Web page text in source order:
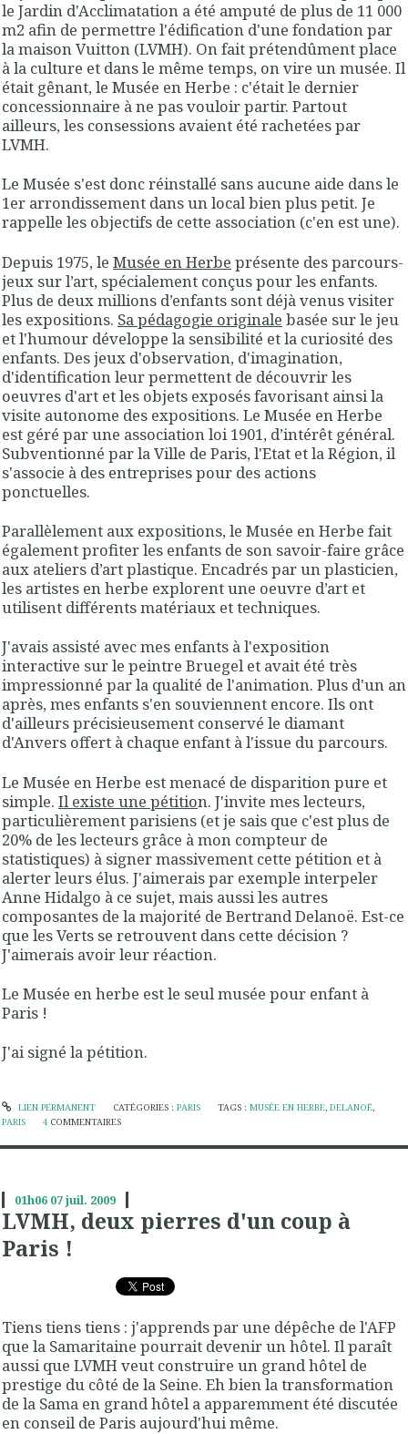
le Jardin d'Acclimatation a été amputé de plus de 11 000
m2 afin de permettre l'édification d'une fondation par
la maison Vuitton (LVMH). On fait prétendûment place
à la culture et dans le même temps, on vire un musée. Il
était gênant, le Musée en Herbe : c'était le dernier
concessionnaire à ne pas vouloir partir. Partout
ailleurs, les consessions avaient été rachetées par
LVMH.
Le Musée s'est donc réinstallé sans aucune aide dans le
1er arrondissement dans un local bien plus petit. Je
rappelle les objectifs de cette association (c'en est une).
Depuis 1975, le Musée en Herbe présente des parcours-
jeux sur l’art, spécialement conçus pour les enfants.
Plus de deux millions d’enfants sont déjà venus visiter
les expositions. Sa pédagogie originale basée sur le jeu
et l'humour développe la sensibilité et la curiosité des
enfants. Des jeux d'observation, d'imagination,
d'identification leur permettent de découvrir les
oeuvres d'art et les objets exposés favorisant ainsi la
visite autonome des expositions. Le Musée en Herbe
est géré par une association loi 1901, d’intérêt général.
Subventionné par la Ville de Paris, l'Etat et la Région, il
s'associe à des entreprises pour des actions
ponctuelles.
Parallèlement aux expositions, le Musée en Herbe fait
également profiter les enfants de son savoir-faire grâce
aux ateliers d’art plastique. Encadrés par un plasticien,
les artistes en herbe explorent une oeuvre d’art et
utilisent différents matériaux et techniques.
J'avais assisté avec mes enfants à l'exposition
interactive sur le peintre Bruegel et avait été très
impressionné par la qualité de l'animation. Plus d'un an
après, mes enfants s'en souviennent encore. Ils ont
d'ailleurs précisieusement conservé le diamant
d'Anvers offert à chaque enfant à l'issue du parcours.
Le Musée en Herbe est menacé de disparition pure et
simple. Il existe une pétition. J'invite mes lecteurs,
particulièrement parisiens (et je sais que c'est plus de
20% de les lecteurs grâce à mon compteur de
statistiques) à signer massivement cette pétition et à
alerter leurs élus. J'aimerais par exemple interpeler
Anne Hidalgo à ce sujet, mais aussi les autres
composantes de la majorité de Bertrand Delanoë. Est-ce
que les Verts se retrouvent dans cette décision ?
J'aimerais avoir leur réaction.
Le Musée en herbe est le seul musée pour enfant à
Paris !
J'ai signé la pétition.
LIEN PERMANENT CATÉGORIES : PARIS TAGS :MUSÉE EN HERBE,DELANOË,
PARIS
4 COMMENTAIRES
01h06 07juil. 2009
LVMH, deux pierres d'un coup à
Paris !
Tiens tiens tiens : j'apprends par une dépêche de l'AFP
que la Samaritaine pourrait devenir un hôtel. Il paraît
aussi que LVMH veut construire un grand hôtel de
prestige du côté de la Seine. Eh bien la transformation
de la Sama en grand hôtel a apparemment été discutée
en conseil de Paris aujourd'hui même.